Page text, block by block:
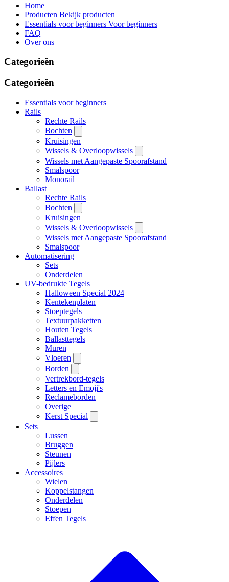
Home
Producten Bekijk producten
Essentials voor beginners Voor beginners
FAQ
Over ons
Categorieën
Categorieën
Essentials voor beginners
Rails
Rechte Rails
Bochten
Kruisingen
Wissels & Overloopwissels
Wissels met Aangepaste Spoorafstand
Smalspoor
Monorail
Ballast
Rechte Rails
Bochten
Kruisingen
Wissels & Overloopwissels
Wissels met Aangepaste Spoorafstand
Smalspoor
Automatisering
Sets
Onderdelen
UV-bedrukte Tegels
Halloween Special 2024
Kentekenplaten
Stoeptegels
Textuurpakketten
Houten Tegels
Ballasttegels
Muren
Vloeren
Borden
Vertrekbord-tegels
Letters en Emoji's
Reclameborden
Overige
Kerst Special
Sets
Lussen
Bruggen
Steunen
Pijlers
Accessoires
Wielen
Koppelstangen
Onderdelen
Stoepen
Effen Tegels